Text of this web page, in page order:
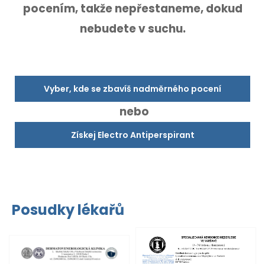
pocením,takže nepřestaneme, dokud
nebudete v suchu.
Vyber, kde se zbavíš nadměrného pocení
nebo
Získej Electro Antiperspirant
Posudky lékařů